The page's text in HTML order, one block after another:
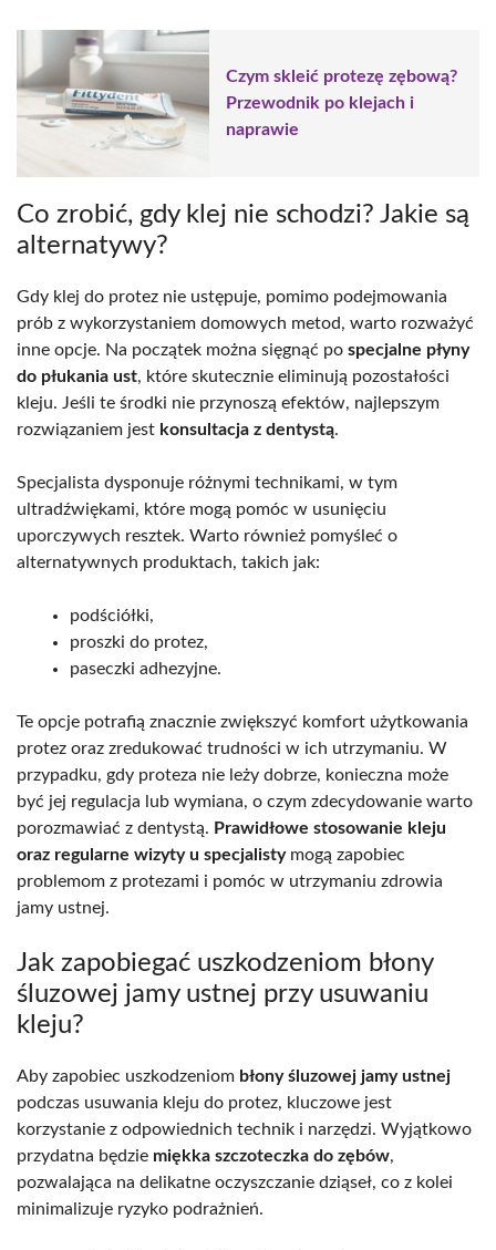
Czym skleić protezę zębową?
Przewodnik po klejach i
naprawie
Co zrobić, gdy klej nie schodzi? Jakie są
alternatywy?
Gdy klej do protez nie ustępuje, pomimo podejmowania
prób z wykorzystaniem domowych metod, warto rozważyć
inne opcje. Na początek można sięgnąć po specjalne płyny
do płukania ust, które skutecznie eliminują pozostałości
kleju. Jeśli te środki nie przynoszą efektów, najlepszym
rozwiązaniem jest konsultacja z dentystą.
Specjalista dysponuje różnymi technikami, w tym
ultradźwiękami, które mogą pomóc w usunięciu
uporczywych resztek. Warto również pomyśleć o
alternatywnych produktach, takich jak:
podściółki,
proszki do protez,
paseczki adhezyjne.
Te opcje potrafią znacznie zwiększyć komfort użytkowania
protez oraz zredukować trudności w ich utrzymaniu. W
przypadku, gdy proteza nie leży dobrze, konieczna może
być jej regulacja lub wymiana, o czym zdecydowanie warto
porozmawiać z dentystą. Prawidłowe stosowanie kleju
oraz regularne wizyty u specjalistymogą zapobiec
problemom z protezami i pomóc w utrzymaniu zdrowia
jamy ustnej.
Jak zapobiegać uszkodzeniom błony
śluzowej jamy ustnej przy usuwaniu
kleju?
Aby zapobiec uszkodzeniom błony śluzowej jamy ustnej
podczas usuwania kleju do protez, kluczowe jest
korzystanie z odpowiednich technik i narzędzi. Wyjątkowo
przydatna będzie miękka szczoteczka do zębów,
pozwalająca na delikatne oczyszczanie dziąseł, co z kolei
minimalizuje ryzyko podrażnień.